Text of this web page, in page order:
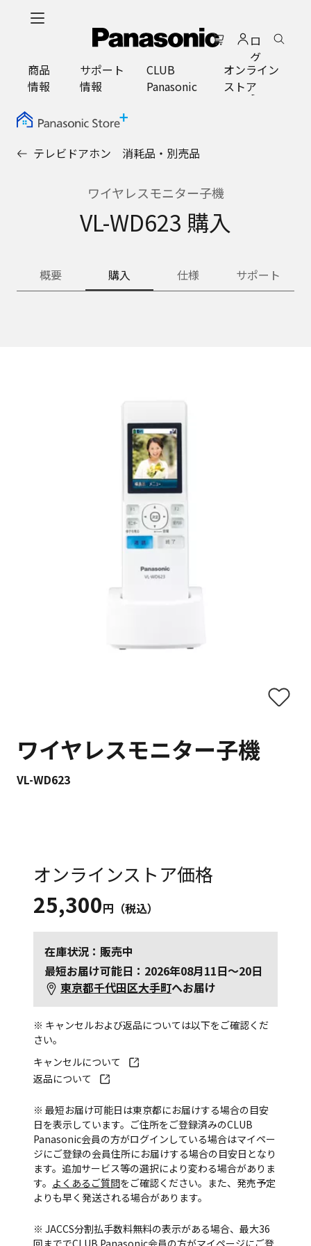
ロ
グ
イ
ン
商品
情報
サポート
情報
CLUB
Panasonic
オンライン
ストア
テレビドアホン 消耗品・別売品
ワイヤレスモニター子機
VL-WD623 購入
概要 購入 仕様 サポート
ワイヤレスモニター子機
VL-WD623
オンラインストア価格
25,300円（税込）
在庫状況：販売中
最短お届け可能日：2026年08月11日～20日
東京都千代田区大手町へお届け
※ キャンセルおよび返品については以下をご確認くだ
さい。
キャンセルについて
返品について
※ 最短お届け可能日は東京都にお届けする場合の目安
日を表示しています。ご住所をご登録済みのCLUB
Panasonic会員の方がログインしている場合はマイペー
ジにご登録の会員住所にお届けする場合の目安日となり
ます。追加サービス等の選択により変わる場合がありま
す。 よくあるご質問をご確認ください。また、発売予定
よりも早く発送される場合があります。
※ JACCS分割払手数料無料の表示がある場合、最大36
回まででCLUB Panasonic会員の方がマイページにご登